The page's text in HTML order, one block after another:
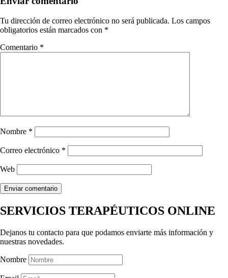
Tu dirección de correo electrónico no será publicada. Los campos
obligatorios están marcados con *
Comentario *
Nombre *
Correo electrónico *
Web
SERVICIOS TERAPÉUTICOS ONLINE
Dejanos tu contacto para que podamos enviarte más información y
nuestras novedades.
Nombre